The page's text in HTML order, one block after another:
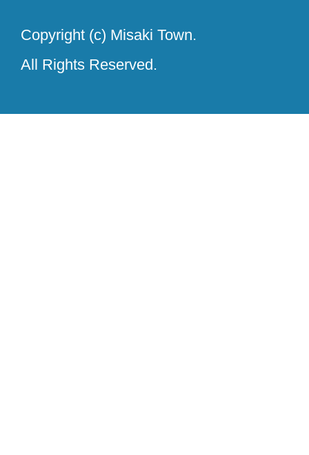
Copyright (c) Misaki Town.
All Rights Reserved.